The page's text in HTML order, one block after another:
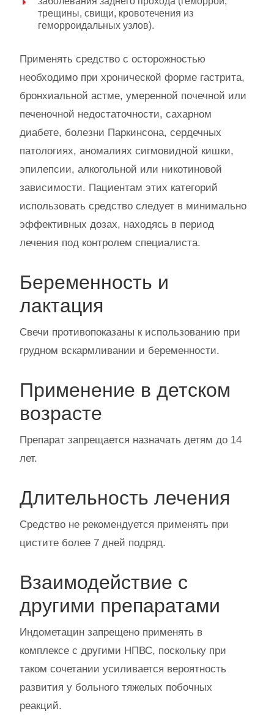
трещины, свищи, кровотечения из
геморроидальных узлов).
Применять средство с осторожностью
необходимо при хронической форме гастрита,
бронхиальной астме, умеренной почечной или
печеночной недостаточности, сахарном
диабете, болезни Паркинсона, сердечных
патологиях, аномалиях сигмовидной кишки,
эпилепсии, алкогольной или никотиновой
зависимости. Пациентам этих категорий
использовать средство следует в минимально
эффективных дозах, находясь в период
лечения под контролем специалиста.
Беременность и
лактация
Свечи противопоказаны к использованию при
грудном вскармливании и беременности.
Применение в детском
возрасте
Препарат запрещается назначать детям до 14
лет.
Длительность лечения
Средство не рекомендуется применять при
цистите более 7 дней подряд.
Взаимодействие с
другими препаратами
Индометацин запрещено применять в
комплексе с другими НПВС, поскольку при
таком сочетании усиливается вероятность
развития у больного тяжелых побочных
реакций.